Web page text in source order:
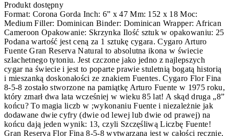
Produkt dostępny
Format: Corona Gorda Inch: 6” x 47 Mm: 152 x 18 Moc:
Medium Filler: Dominican Binder: Dominican Wrapper: African
Cameroon Opakowanie: Skrzynka Ilość sztuk w opakowaniu: 25
Podana wartość jest ceną za 1 sztukę cygara. Cygaro Arturo
Fuente Gran Reserva Natural to absolutna ikona w świecie
szlachetnego tytoniu. Jest czczone jako jedno z najlepszych
cygar na świecie i jest to poparte prawie stuletnią bogatą historią
i mieszanką doskonałości ze znakiem Fuentes. Cygaro Flor Fina
8-5-8 zostało stworzone na pamiątkę Arturo Fuente w 1975 roku,
który zmarł dwa lata wcześniej w wieku 85 lat! A skąd druga „8”
końcu? To magia liczb w ;wykonaniu Fuente i niezależnie jak
dodawane dwie cyfry (dwie od lewej lub dwie od prawej) na
końcu dają jeden wynik: 13, czyli Szczęśliwą Liczbę Fuente!
Gran Reserva Flor Fina 8-5-8 wytwarzana jest w całości ręcznie,